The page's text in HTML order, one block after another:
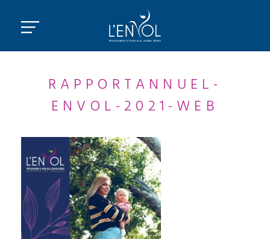
RAPPORTANNUEL-
ENVOL-2021-WEB